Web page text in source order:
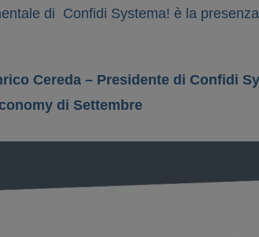
di Confidi Systema! è la
Cereda – Presidente di Confidi
di Settembre